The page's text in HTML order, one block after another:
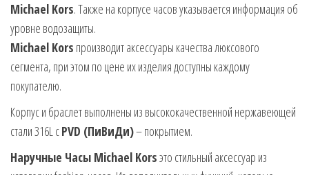
Michael Kors. Также на корпусе часов указывается информация об
уровне водозащиты.
Michael Kors производит аксессуары качества люксового
сегмента, при этом по цене их изделия доступны каждому
покупателю.
Корпус и браслет выполнены из высококачественной нержавеющей
стали 316L сPVD (ПиВиДи)– покрытием.
Наручные Часы Michael Korsэто стильный аксессуар из